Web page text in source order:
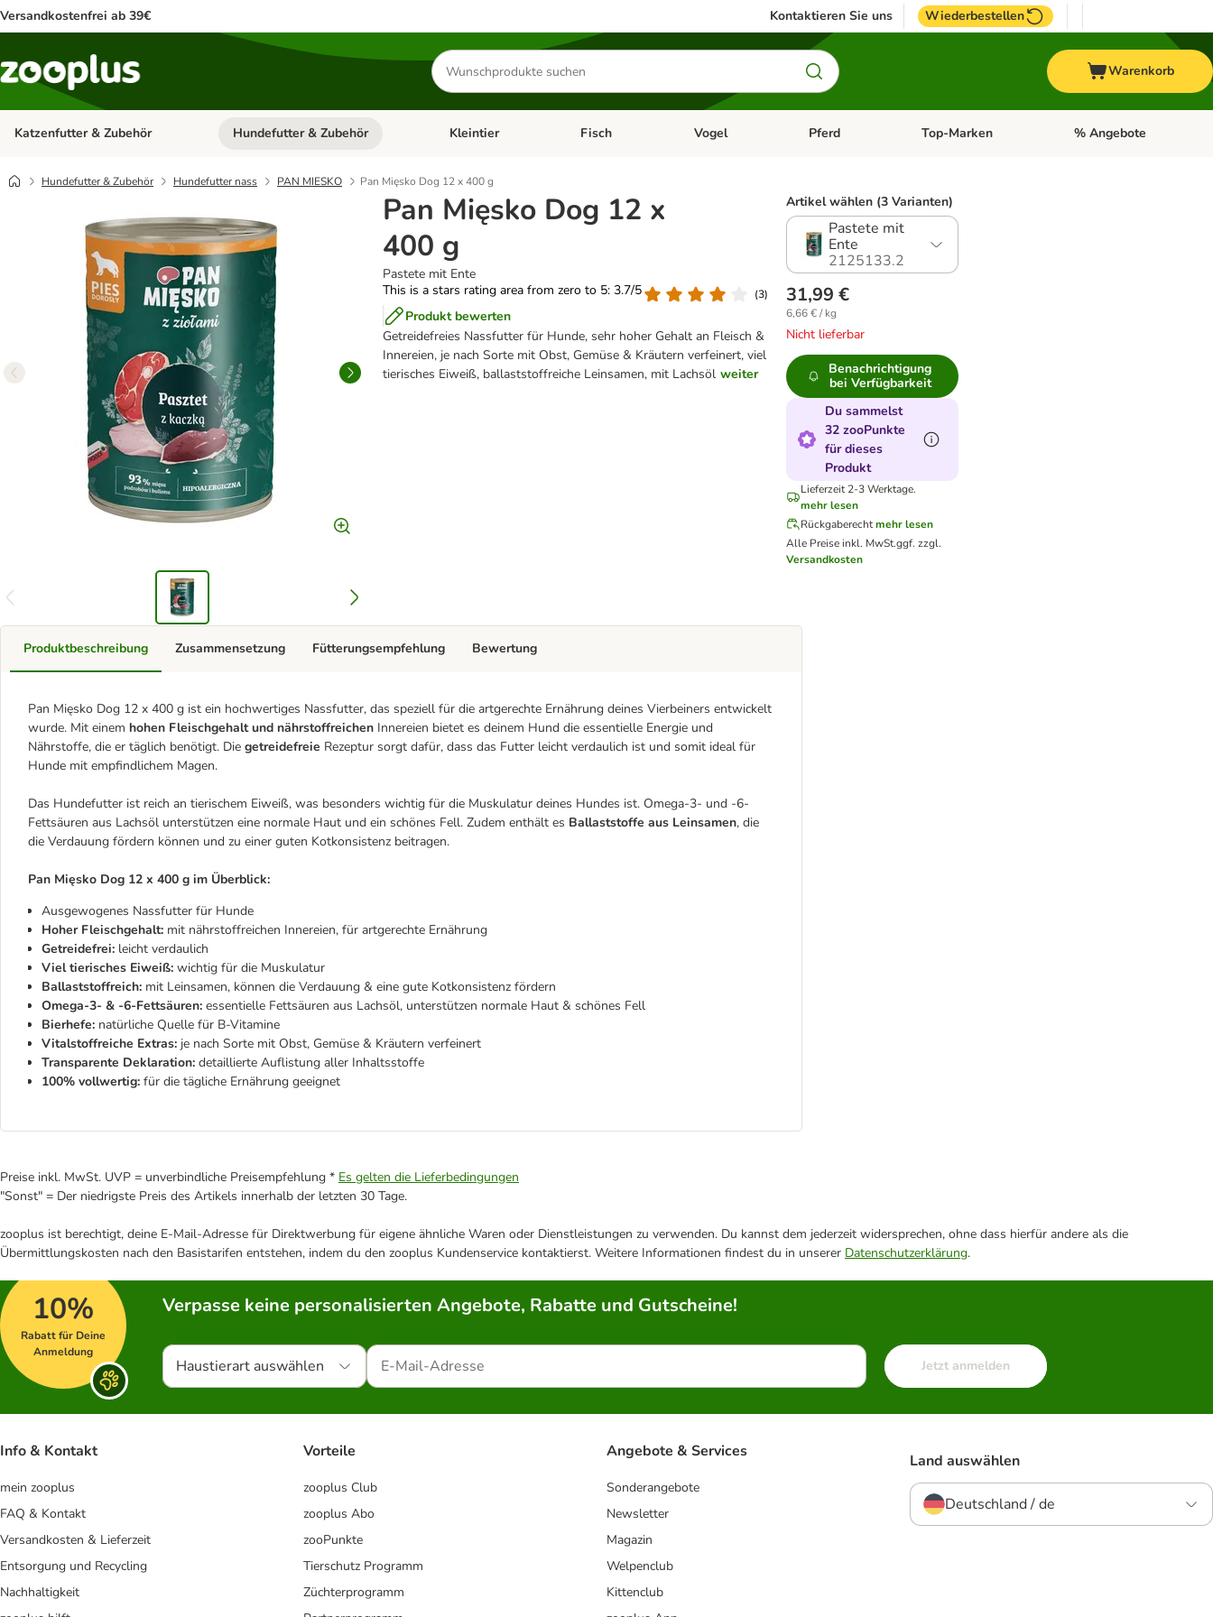
Versandkostenfrei ab 39€ Kontaktieren Sie uns Wiederbestellen
Produkte
suchen
Warenkorb
Katzenfutter & Zubehör Kategorie-Menü öffnen: Katzenfutter & Zubehör
Hundefutter & Zubehör Kategorie-Menü öffnen: Hundefutter & Zubehör
Kleintier Kategorie-Menü öffnen: Kleintier
Fisch Kategorie-Menü öffnen: Fisch
Vogel Kategorie-Menü öffnen: Vogel
Pferd Kategorie-Menü öffnen: Pferd
Top-Marken Kategorie-Menü öffnen:
% Angebote
Hundefutter & Zubehör Hundefutter nass PAN MIESKO Pan Mięsko Dog 12 x 400 g
Pan Mięsko Dog 12 x
400 g
Pastete mit Ente
This is a stars rating area from zero to 5: 3.7/5
(3)
Produkt bewerten
Getreidefreies Nassfutter für Hunde, sehr hoher Gehalt an Fleisch &
Innereien, je nach Sorte mit Obst, Gemüse & Kräutern verfeinert, viel
tierisches Eiweiß, ballaststoffreiche Leinsamen, mit Lachsöl weiter
Artikel wählen (3 Varianten)
Pastete mit
Ente
2125133.2
31,99 €
6,66 € / kg
Nicht lieferbar
Benachrichtigung
bei Verfügbarkeit
Du sammelst
32 zooPunkte
für dieses
Produkt
Lieferzeit 2-3 Werktage.
mehr lesen
Rückgaberecht mehr lesen
Alle Preise inkl. MwSt.ggf. zzgl.
Versandkosten
Produktbeschreibung
Pan Mięsko Dog 12 x 400 g ist ein hochwertiges Nassfutter, das speziell für die artgerechte Ernährung deines Vierbeiners entwickelt
wurde. Mit einem hohen Fleischgehalt und nährstoffreichen Innereien bietet es deinem Hund die essentielle Energie und
Nährstoffe, die er täglich benötigt. Die getreidefreie Rezeptur sorgt dafür, dass das Futter leicht verdaulich ist und somit ideal für
Hunde mit empfindlichem Magen.
Das Hundefutter ist reich an tierischem Eiweiß, was besonders wichtig für die Muskulatur deines Hundes ist. Omega-3- und -6-
Fettsäuren aus Lachsöl unterstützen eine normale Haut und ein schönes Fell. Zudem enthält es Ballaststoffe aus Leinsamen, die
die Verdauung fördern können und zu einer guten Kotkonsistenz beitragen.
Pan Mięsko Dog 12 x 400 g im Überblick:
Ausgewogenes Nassfutter für Hunde
Hoher Fleischgehalt: mit nährstoffreichen Innereien, für artgerechte Ernährung
Getreidefrei: leicht verdaulich
Viel tierisches Eiweiß: wichtig für die Muskulatur
Ballaststoffreich: mit Leinsamen, können die Verdauung & eine gute Kotkonsistenz fördern
Omega-3- & -6-Fettsäuren: essentielle Fettsäuren aus Lachsöl, unterstützen normale Haut & schönes Fell
Bierhefe: natürliche Quelle für B-Vitamine
Vitalstoffreiche Extras: je nach Sorte mit Obst, Gemüse & Kräutern verfeinert
Transparente Deklaration: detaillierte Auflistung aller Inhaltsstoffe
100% vollwertig: für die tägliche Ernährung geeignet
Zusammensetzung Fütterungsempfehlung Bewertung
Preise inkl. MwSt. UVP = unverbindliche Preisempfehlung * Es gelten die Lieferbedingungen
"Sonst" = Der niedrigste Preis des Artikels innerhalb der letzten 30 Tage.
zooplus ist berechtigt, deine E-Mail-Adresse für Direktwerbung für eigene ähnliche Waren oder Dienstleistungen zu verwenden. Du kannst dem jederzeit widersprechen, ohne dass hierfür andere als die
Übermittlungskosten nach den Basistarifen entstehen, indem du den zooplus Kundenservice kontaktierst. Weitere Informationen findest du in unserer Datenschutzerklärung.
10%
Rabatt für Deine
Anmeldung
Verpasse keine personalisierten Angebote, Rabatte und Gutscheine!
Haustierart auswählen Jetzt anmelden
Info & Kontakt
mein zooplus
FAQ & Kontakt
Versandkosten & Lieferzeit
Entsorgung und Recycling
Nachhaltigkeit
Vorteile
zooplus Club
zooplus Abo
zooPunkte
Tierschutz Programm
Züchterprogramm
Angebote & Services
Sonderangebote
Newsletter
Magazin
Welpenclub
Kittenclub
Land auswählen
Deutschland / de